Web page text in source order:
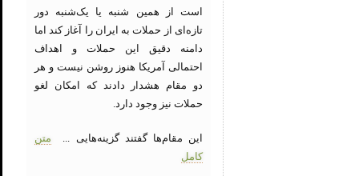
است از همین شنبه یا یک‌شنبه دور
تازه‌ای از حملات به ایران را آغاز کند اما
دامنه دقیق این حملات و اهداف
احتمالی آمریکا هنوز روشن نیست و هر
دو مقام هشدار دادند که امکان لغو
حملات نیز وجود دارد.
این مقام‌ها گفتند گزینه‌هایی ... متن
کامل